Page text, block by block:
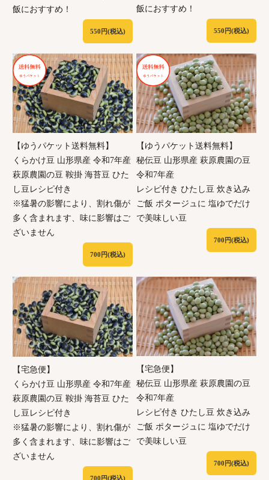
飯におすすめ！
550円(税込)
飯におすすめ！
550円(税込)
【ゆうパケット送料無料】
くらかけ豆 山形県産 令和7年産
萩原農園の豆 鞍掛 海苔豆 ひた
し豆レシピ付き
※猛暑の影響により、割れ傷が
多く含まれます、味に影響はご
ざいません
700円(税込)
【ゆうパケット送料無料】
秘伝豆 山形県産 萩原農園の豆
令和7年産
レシピ付き ひたし豆 炊き込み
ご飯 ポタージュに 塩ゆでだけ
で美味しい豆
700円(税込)
【宅急便】
くらかけ豆 山形県産 令和7年産
萩原農園の豆 鞍掛 海苔豆 ひた
し豆レシピ付き
※猛暑の影響により、割れ傷が
多く含まれます、味に影響はご
ざいません
700円(税込)
【宅急便】
秘伝豆 山形県産 萩原農園の豆
令和7年産
レシピ付き ひたし豆 炊き込み
ご飯 ポタージュに 塩ゆでだけ
で美味しい豆
700円(税込)